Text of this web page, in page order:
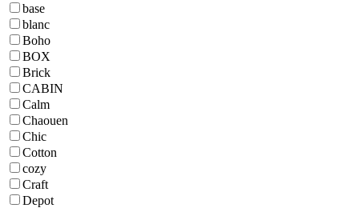
base
blanc
Boho
BOX
Brick
CABIN
Calm
Chaouen
Chic
Cotton
cozy
Craft
Depot